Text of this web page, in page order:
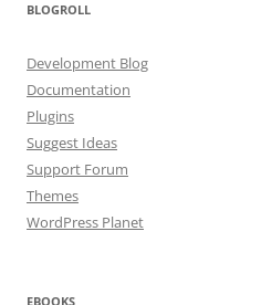
BLOGROLL
Development Blog
Documentation
Plugins
Suggest Ideas
Support Forum
Themes
WordPress Planet
EBOOKS